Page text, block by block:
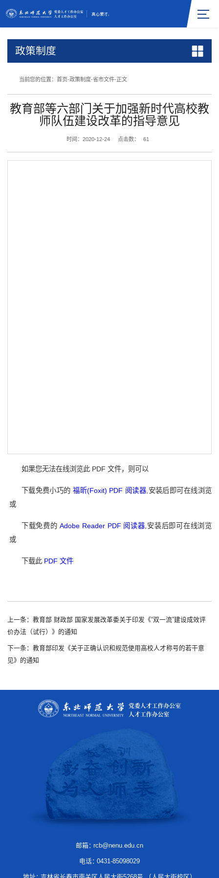
政策制度
当前您的位置： 首页-政策制度-省市文件-正文
教育部等六部门关于加强新时代高校教
师队伍建设改革的指导意见
时间：2020-12-24 点击数： 61
如果您无法在线浏览此 PDF 文件，则可以
下载免费小巧的福昕(Foxit) PDF 阅读器 ,安装后即可在线浏览
或
下载免费的Adobe Reader PDF 阅读器 ,安装后即可在线浏览
或
下载此 PDF 文件
上一条：教育部 财政部 国家发展改革委关于印发《“双一流”建设成效评
价办法（试行）》的通知
下一条：教育部印发《关于正确认识和规范使用高校人才称号的若干意
见》的通知
邮箱：rcb@nenu.edu.cn
电话：0431-85098029